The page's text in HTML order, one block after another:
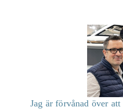
Jag är förvånad över